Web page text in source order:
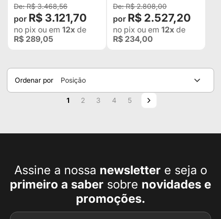
R$ 3.468,56
R$ 3.121,70
no pix ou em 12x de
R$ 289,05
R$ 2.808,00
R$ 2.527,20
no pix ou em 12x de
R$ 234,00
Ordenar por
Posição
Página
Você esta lendo a pagina
1 Página
2 Página
3 Página
4 Página
5 Página
Próximo
Assine a nossa newslettere seja o
primeiro a saber sobre novidades e
promoções.